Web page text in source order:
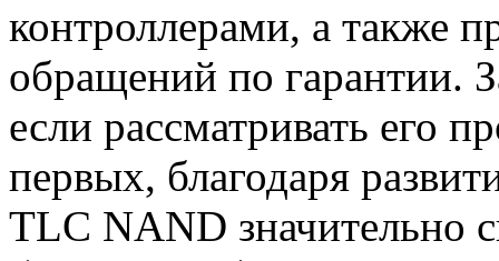
контроллерами, а также
обращений по гарантии.
если рассматривать его
первых, благодаря
TLC NAND значительно